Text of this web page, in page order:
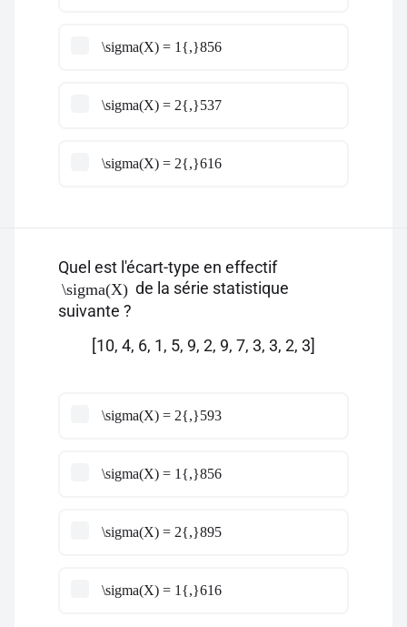
\sigma(X) = 1{,}856
\sigma(X) = 2{,}537
\sigma(X) = 2{,}616
Quel est l'écart-type en effectif
\sigma(X) de la série statistique
suivante ?
[10, 4, 6, 1, 5, 9, 2, 9, 7, 3, 3, 2, 3]
\sigma(X) = 2{,}593
\sigma(X) = 1{,}856
\sigma(X) = 2{,}895
\sigma(X) = 1{,}616